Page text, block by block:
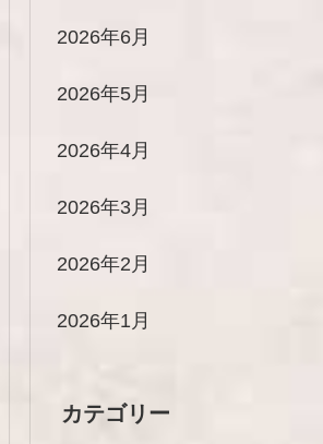
2026年6月
2026年5月
2026年4月
2026年3月
2026年2月
2026年1月
カテゴリー